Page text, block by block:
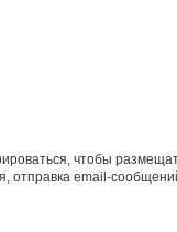
чтобы
email-